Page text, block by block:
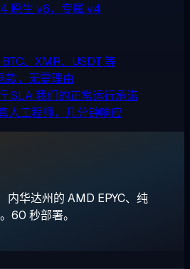
原生 v6，专属 v4
BTC、XMR、USDT 等
款，无需理由
SLA我们的正常运行承诺
人工程师，几分钟响应
内华达州的 AMD EPYC、纯
60 秒部署。